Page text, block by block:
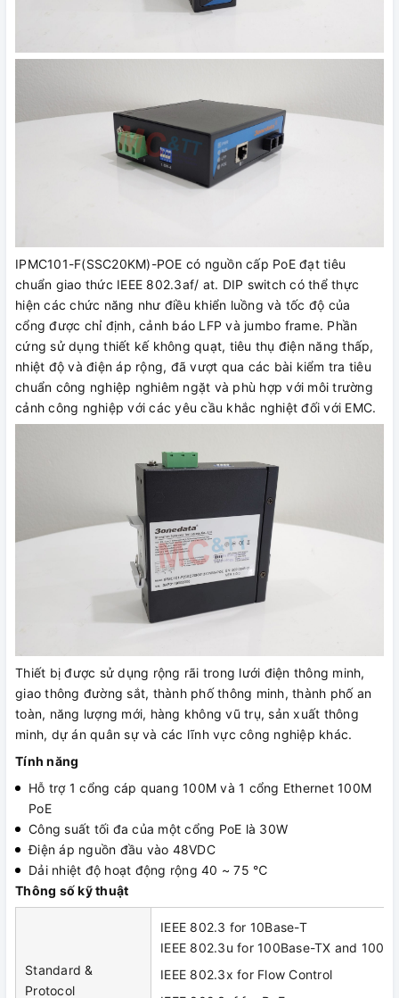
IPMC101-F(SSC20KM)-POE có nguồn cấp PoE đạt tiêu
chuẩn giao thức IEEE 802.3af/ at. DIP switch có thể thực
hiện các chức năng như điều khiển luồng và tốc độ của
cổng được chỉ định, cảnh báo LFP và jumbo frame. Phần
cứng sử dụng thiết kế không quạt, tiêu thụ điện năng thấp,
nhiệt độ và điện áp rộng, đã vượt qua các bài kiểm tra tiêu
chuẩn công nghiệp nghiêm ngặt và phù hợp với môi trường
cảnh công nghiệp với các yêu cầu khắc nghiệt đối với EMC.
Thiết bị được sử dụng rộng rãi trong lưới điện thông minh,
giao thông đường sắt, thành phố thông minh, thành phố an
toàn, năng lượng mới, hàng không vũ trụ, sản xuất thông
minh, dự án quân sự và các lĩnh vực công nghiệp khác.
Tính năng
Hỗ trợ 1 cổng cáp quang 100M và 1 cổng Ethernet 100M
PoE
Công suất tối đa của một cổng PoE là 30W
Điện áp nguồn đầu vào 48VDC
Dải nhiệt độ hoạt động rộng 40 ~ 75 ℃
Thông số kỹ thuật
Standard &
Protocol
IEEE 802.3 for 10Base-T
IEEE 802.3u for 100Base-TX and
IEEE 802.3x for Flow Control